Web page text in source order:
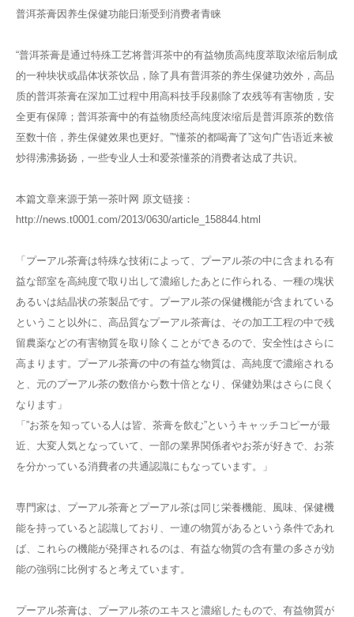
普洱茶膏因养生保健功能日渐受到消费者青睐
“普洱茶膏是通过特殊工艺将普洱茶中的有益物质高纯度萃取浓缩后制成
的一种块状或晶体状茶饮品，除了具有普洱茶的养生保健功效外，高品
质的普洱茶膏在深加工过程中用高科技手段剔除了农残等有害物质，安
全更有保障；普洱茶膏中的有益物质经高纯度浓缩后是普洱原茶的数倍
至数十倍，养生保健效果也更好。”“懂茶的都喝膏了”这句广告语近来被
炒得沸沸扬扬，一些专业人士和爱茶懂茶的消费者达成了共识。
本篇文章来源于第一茶叶网 原文链接：
http://news.t0001.com/2013/0630/article_158844.html
「プーアル茶膏は特殊な技術によって、プーアル茶の中に含まれる有
益な部室を高純度で取り出して濃縮したあとに作られる、一種の塊状
あるいは結晶状の茶製品です。プーアル茶の保健機能が含まれている
ということ以外に、高品質なプーアル茶膏は、その加工工程の中で残
留農薬などの有害物質を取り除くことができるので、安全性はさらに
高まります。プーアル茶膏の中の有益な物質は、高純度で濃縮される
と、元のプーアル茶の数倍から数十倍となり、保健効果はさらに良く
なります」
「”お茶を知っている人は皆、茶膏を飲む”というキャッチコピーが最
近、大変人気となっていて、一部の業界関係者やお茶が好きで、お茶
を分かっている消費者の共通認識にもなっています。」
専門家は、プーアル茶膏とプーアル茶は同じ栄養機能、風味、保健機
能を持っていると認識しており、一連の物質があるという条件であれ
ば、これらの機能が発揮されるのは、有益な物質の含有量の多さが効
能の強弱に比例すると考えています。
プーアル茶膏は、プーアル茶のエキスと濃縮したもので、有益物質が
Shops
Books